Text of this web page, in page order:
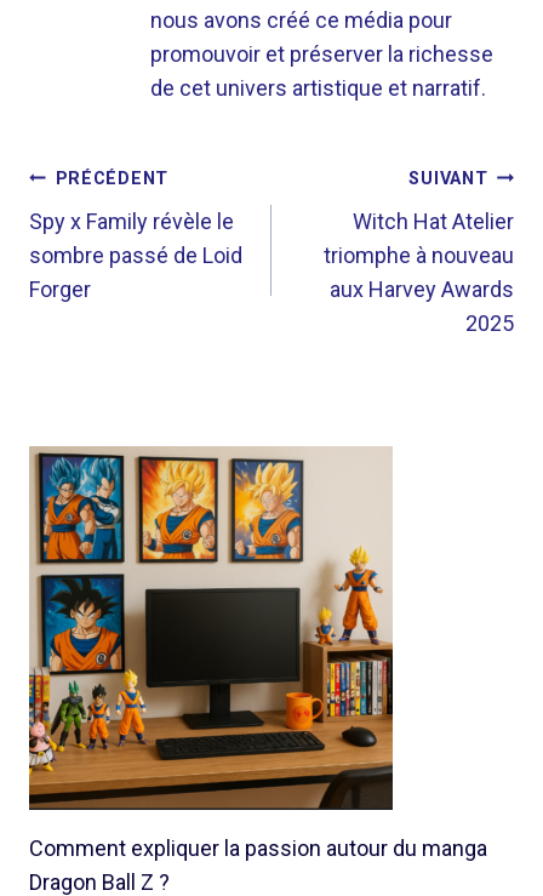
nous avons créé ce média pour
promouvoir et préserver la richesse
de cet univers artistique et narratif.
NAVIGATION
DE
L’ARTICLE
PRÉCÉDENT
Spy x Family révèle le
sombre passé de Loid
Forger
SUIVANT
Witch Hat Atelier
triomphe à nouveau
aux Harvey Awards
2025
Comment expliquer la passion autour du manga
Dragon Ball Z ?